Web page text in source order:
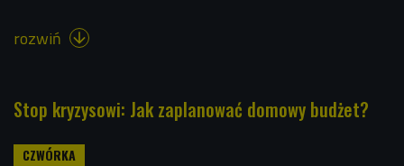
rozwiń 
Stop kryzysowi: Jak zaplanować domowy budżet?